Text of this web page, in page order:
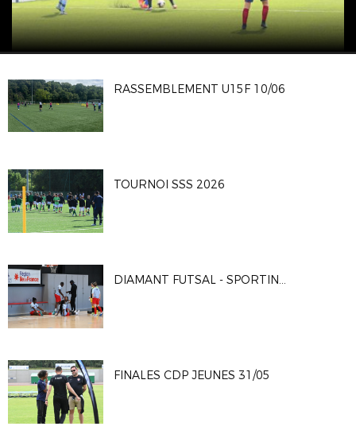
RASSEMBLEMENT U15F 10/06
TOURNOI SSS 2026
DIAMANT FUTSAL - SPORTING CLUB PARIS 4-2
FINALES CDP JEUNES 31/05